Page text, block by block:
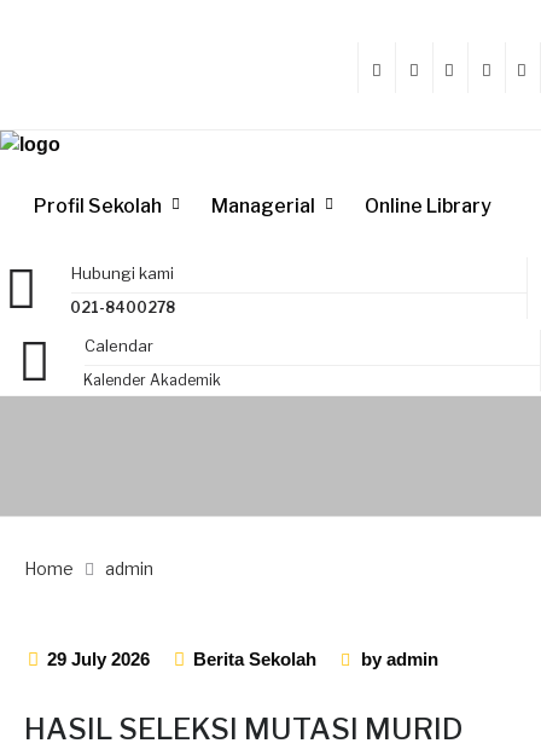
Profil Sekolah Managerial Online Library
Hubungi kami
021-8400278
Calendar
Kalender Akademik
Home admin
29 July 2026 Berita Sekolah byadmin
HASIL SELEKSI MUTASI MURID